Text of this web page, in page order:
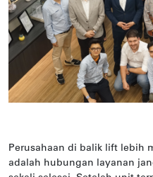
Perusahaan di balik lift lebih
adalah hubungan layanan